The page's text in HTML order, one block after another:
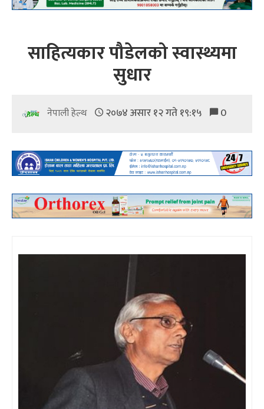
साहित्यकार पौडेलको स्वास्थ्यमा
सुधार
नेपाली हेल्थ २०७४ असार १२ गते १९:१५ 0